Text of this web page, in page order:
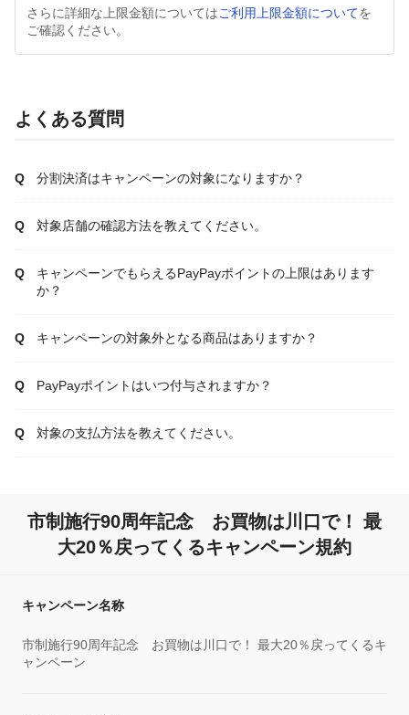
さらに詳細な上限金額についてはご利用上限金額についてを
ご確認ください。
よくある質問
分割決済はキャンペーンの対象になりますか？
対象店舗の確認方法を教えてください。
キャンペーンでもらえるPayPayポイントの上限はあります
か？
キャンペーンの対象外となる商品はありますか？
PayPayポイントはいつ付与されますか？
対象の支払方法を教えてください。
市制施行90周年記念 お買物は川口で！ 最
大20％戻ってくるキャンペーン規約
キャンペーン名称
市制施行90周年記念 お買物は川口で！ 最大20％戻ってくるキ
ャンペーン